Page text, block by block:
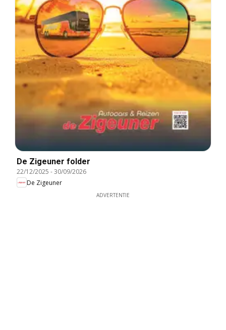
De Zigeuner folder
22/12/2025 -30/09/2026
De Zigeuner
ADVERTENTIE